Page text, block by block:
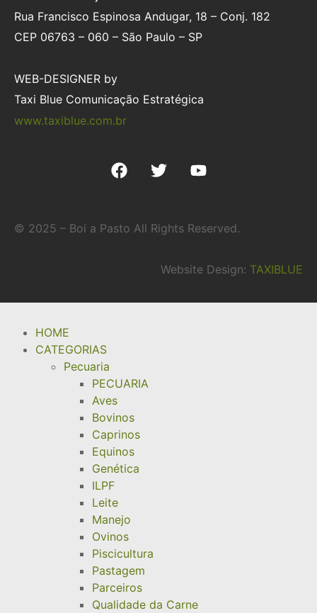
Rua Francisco Espinosa Andugar, 18 – Conj. 182
CEP 06763 – 060 – São Paulo – SP
WEB-DESIGNER by
Taxi Blue Comunicação Estratégica
www.taxiblue.com.br
© 2025 – Boi a Pasto All Rights Reserved.
Website Design: TAXIBLUE
HOME
CATEGORIAS
Pecuaria
PECUARIA
Aves
Bovinos
Caprinos
Equinos
Genética
ILPF
Leite
Manejo
Ovinos
Piscicultura
Pastagem
Parceiros
Qualidade da Carne